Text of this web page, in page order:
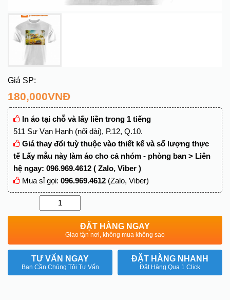
180,000VNĐ
In áo tại chỗ và lấy liền trong 1 tiếng
511 Sư Vạn Hạnh (nối dài), P.12, Q.10.
Giá thay đổi tuỳ thuộc vào thiết kế và số lượng thực
tế Lấy mẫu này làm áo cho cả nhóm - phòng ban > Liên
hệ ngay: 096.969.4612 ( Zalo, Viber )
Mua sỉ gọi: 096.969.4612 (Zalo, Viber)
ĐẶT HÀNG NGAY
Giao tận nơi, không mua không sao
TƯ VẤN NGAY
Bạn Cần Chúng Tôi Tư Vấn
ĐẶT HÀNG NHANH
Đặt Hàng Qua 1 Click